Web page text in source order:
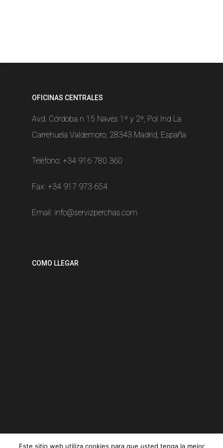
OFICINAS CENTRALES
Avd. Córdoba n 15 Naves 1º y 2º, Pol Ind La
Carrehuela Valdemoro, 28343 Madrid, España
Teléfono: +34 916 780 360
Fax: +34 917 973 654
Email: info@servizperchas.com
COMO LLEGAR
Este sitio web utiliza cookies para que usted tenga la mejor